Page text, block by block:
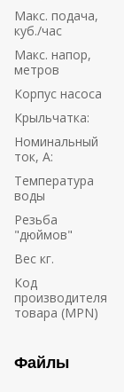
Mакс. подача,
куб./час
Maкс. напор,
метров
Корпус насоса
Крыльчатка:
Номинальный
ток, А:
Температура
воды
Резьба
"дюймов"
Вес кг.
Код
производителя
товара (MPN)
Файлы